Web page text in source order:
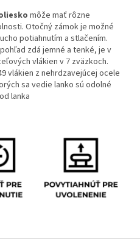
môže mať rôzne
Otočný zámok je možné
potiahnutím a stlačením.
zdá jemné a tenké, je v
vlákien v 7 zväzkoch.
vlákien z nehrdzavejúcej ocele
sa vedie lanko sú odolné
lanka